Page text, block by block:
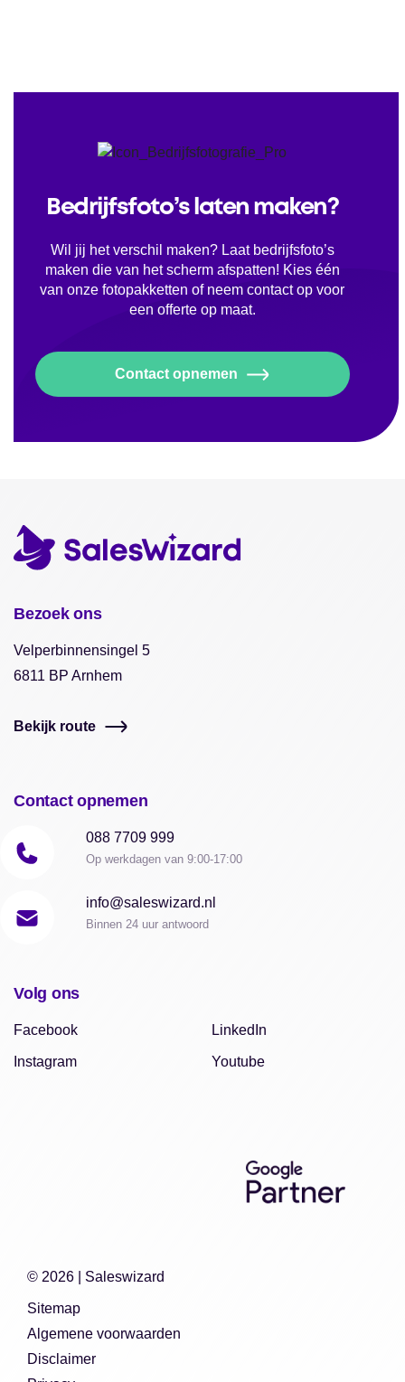
Bedrijfsfoto’s laten maken?
Wil jij het verschil maken? Laat bedrijfsfoto’s
maken die van het scherm afspatten! Kies één
van onze fotopakketten of neem contact op voor
een offerte op maat.
Contact opnemen
Bezoek ons
Velperbinnensingel 5
6811 BP Arnhem
Bekijk route
Contact opnemen
088 7709 999
Op werkdagen van 9:00-17:00
info@saleswizard.nl
Binnen 24 uur antwoord
Volg ons
Facebook
Instagram
LinkedIn
Youtube
© 2026 | Saleswizard
Sitemap
Algemene voorwaarden
Disclaimer